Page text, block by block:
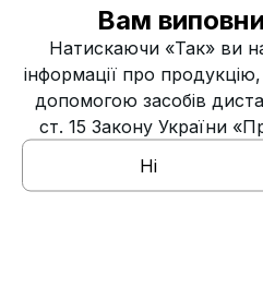
0
6
Высокая
Вам
Натискаючи «Так» ви
інформації про
допомогою засобів
ст. 15 Закону України
Ні